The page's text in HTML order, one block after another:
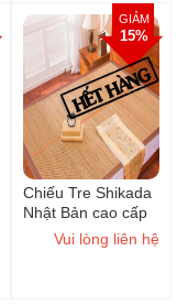
GIẢM
15%
Chiếu Tre Shikada
Nhật Bản cao cấp
160x200cm
Vui lòng liên hệ